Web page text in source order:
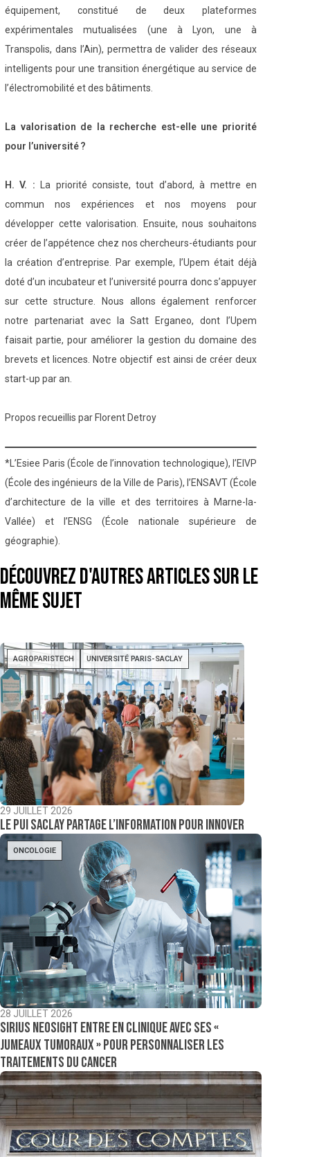
équipement, constitué de deux plateformes
expérimentales mutualisées (une à Lyon, une à
Transpolis, dans l’Ain), permettra de valider des réseaux
intelligents pour une transition énergétique au service de
l’électromobilité et des bâtiments.
La valorisation de la recherche est-elle une priorité
pour l’université ?
H. V. : La priorité consiste, tout d’abord, à mettre en
commun nos expériences et nos moyens pour
développer cette valorisation. Ensuite, nous souhaitons
créer de l’appétence chez nos chercheurs-étudiants pour
la création d’entreprise. Par exemple, l’Upem était déjà
doté d’un incubateur et l’université pourra donc s’appuyer
sur cette structure. Nous allons également renforcer
notre partenariat avec la Satt Erganeo, dont l’Upem
faisait partie, pour améliorer la gestion du domaine des
brevets et licences. Notre objectif est ainsi de créer deux
start-up par an.
Propos recueillis par Florent Detroy
*L’Esiee Paris (École de l’innovation technologique), l’EIVP
(École des ingénieurs de la Ville de Paris), l’ENSAVT (École
d’architecture de la ville et des territoires à Marne-la-
Vallée) et l’ENSG (École nationale supérieure de
géographie).
Découvrez d'autres articles sur le
même sujet
AGROPARISTECH UNIVERSITÉ PARIS-SACLAY
29 JUILLET 2026
Le PUI Saclay partage l’information pour innover
ONCOLOGIE
28 JUILLET 2026
Sirius NeoSight entre en clinique avec ses «
jumeaux tumoraux » pour personnaliser les
traitements du cancer